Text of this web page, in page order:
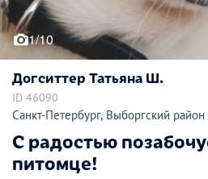
1/10
Догситтер Татьяна Ш.
ID 46090
Санкт-Петербург, Выборгский район
С радостью
питомце!